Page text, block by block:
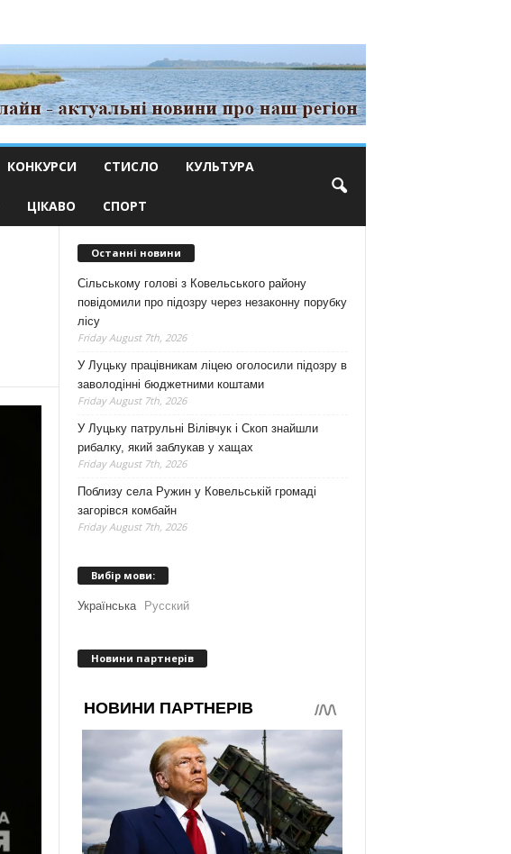
КОНКУРСИ СТИСЛО КУЛЬТУРА
ЦІКАВО СПОРТ
Останні новини
Сільському голові з Ковельського району
повідомили про підозру через незаконну порубку
лісу
Friday August 7th, 2026
У Луцьку працівникам ліцею оголосили підозру в
заволодінні бюджетними коштами
Friday August 7th, 2026
У Луцьку патрульні Вілівчук і Скоп знайшли
рибалку, який заблукав у хащах
Friday August 7th, 2026
Поблизу села Ружин у Ковельській громаді
загорівся комбайн
Friday August 7th, 2026
Вибір мови:
Українська Русский
Новини партнерів